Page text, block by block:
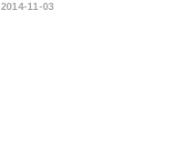
2014-11-03